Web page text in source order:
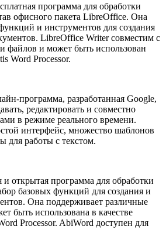
программа для обработки
офисного пакета LibreOffice. Она
и инструментов для создания
LibreOffice Writer совместим с
файлов и может быть использован
Word Processor.
программа, разработанная Google,
редактировать и совместно
в режиме реального времени.
интерфейс, множество шаблонов
для работы с текстом.
открытая программа для обработки
базовых функций для создания и
Она поддерживает различные
быть использована в качестве
Processor. AbiWord доступен для